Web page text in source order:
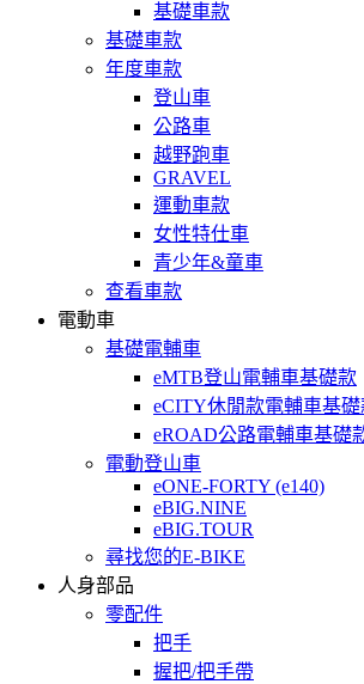
基礎車款
基礎車款
年度車款
登山車
公路車
越野跑車
GRAVEL
運動車款
女性特仕車
青少年&童車
查看車款
電動車
基礎電輔車
eMTB登山電輔車基礎款
eCITY休閒款電輔車基礎
eROAD公路電輔車基礎
電動登山車
eONE-FORTY (e140)
eBIG.NINE
eBIG.TOUR
尋找您的E-BIKE
人身部品
零配件
把手
握把/把手帶